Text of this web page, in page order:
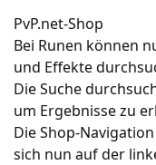
PvP.net-Shop
Bei Runen können
und Effekte
Die Suche
um Ergebnisse zu
Die Shop-
sich nun auf der